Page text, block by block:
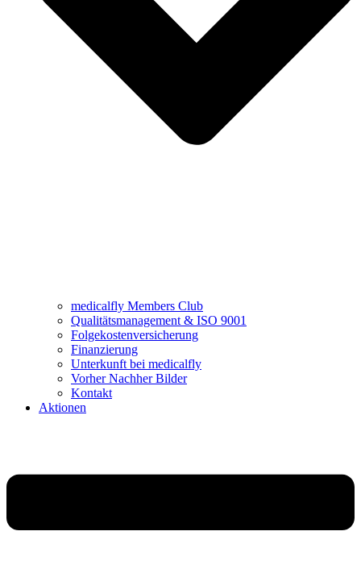
medicalfly Members Club
Qualitätsmanagement & ISO 9001
Folgekostenversicherung
Finanzierung
Unterkunft bei medicalfly
Vorher Nachher Bilder
Kontakt
Aktionen